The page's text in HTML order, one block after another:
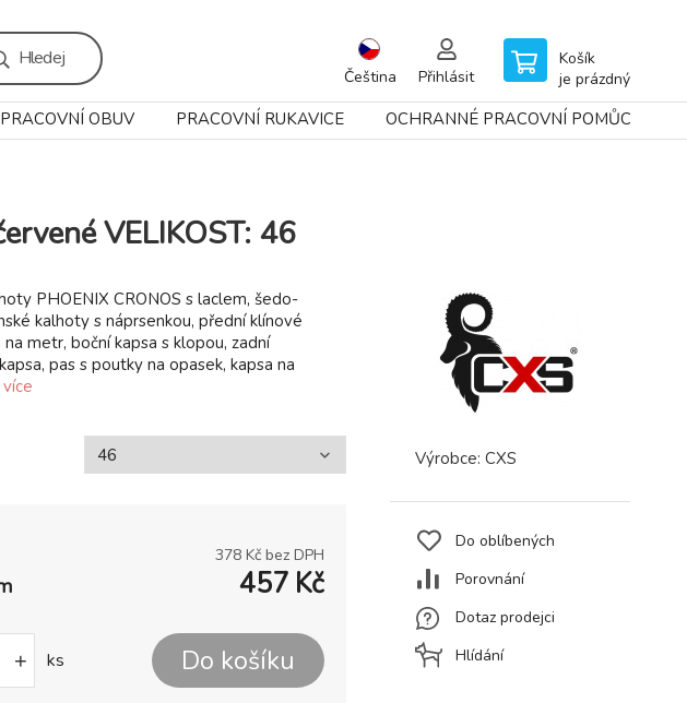
Hledej
Čeština Přihlásit
Košík
je prázdný
PRACOVNÍ OBUV PRACOVNÍ RUKAVICE OCHRANNÉ PRACOVNÍ POMŮCKY
VELIKOST: 46
PHOENIX CRONOS s laclem, šedo-
kalhoty s náprsenkou, přední klínové
na metr, boční kapsa s klopou, zadní
pas s poutky na opasek, kapsa na
více
378 Kč bez DPH
457 Kč
+ ks Do košíku
Výrobce: CXS
Do oblíbených
Porovnání
Dotaz prodejci
Hlídání